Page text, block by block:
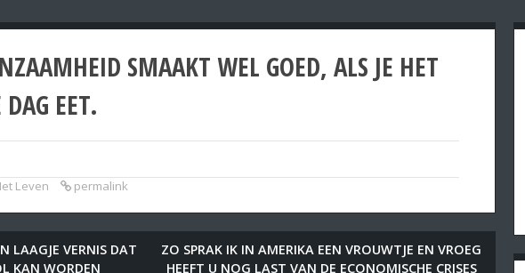
SMAAKT WEL GOED, ALS JE HET
EET.
Leven permalink
LAAGJE VERNIS DAT
KAN WORDEN
ZO SPRAK IK IN AMERIKA EEN VROUWTJE EN VROEG
HEEFT U NOG LAST VAN DE ECONOMISCHE CRISES